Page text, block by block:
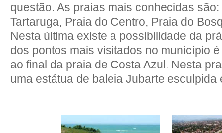
questão. As praias mais conhecidas são:
Tartaruga, Praia do Centro, Praia do
Nesta última existe a possibilidade da
dos pontos mais visitados no município
ao final da praia de Costa Azul. Nesta
uma estátua de baleia Jubarte esculpida